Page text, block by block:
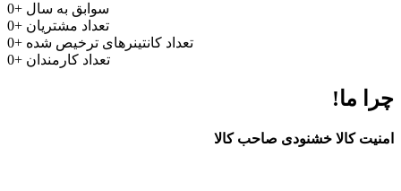
0+ سوابق به سال
0+ تعداد مشتریان
0+ تعداد کانتینرهای ترخیص شده
0+ تعداد کارمندان
چرا ما!
امنیت کالا خشنودی صاحب کالا